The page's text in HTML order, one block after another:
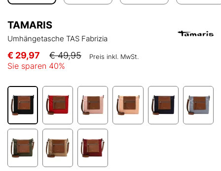
TAMARIS
Umhängetasche TAS Fabrizia
€ 29,97 € 49,95 Preis inkl. MwSt.
Sie sparen 40%